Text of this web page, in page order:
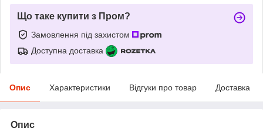
Що таке купити з Пром?
Замовлення під захистом
Доступна доставка
Опис Характеристики Відгуки про товар Доставка
Опис